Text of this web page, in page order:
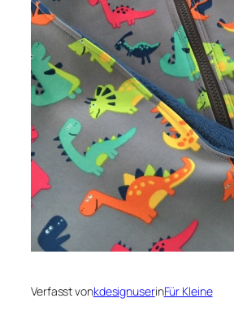
Verfasst vonkdesignuserinFür Kleine